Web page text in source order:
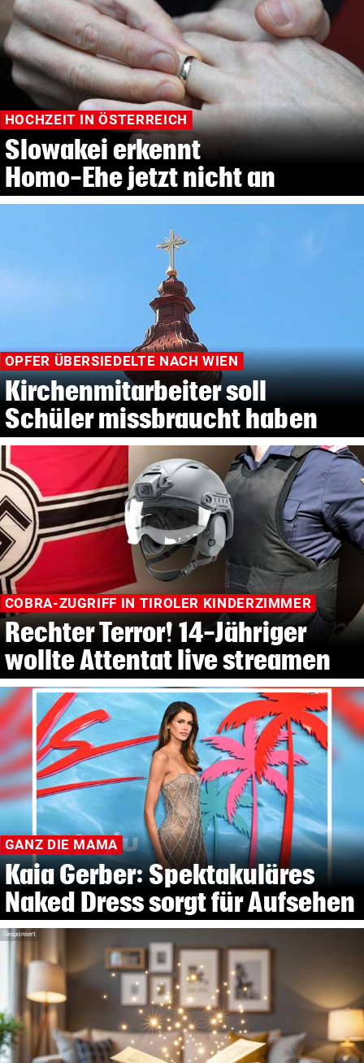
HOCHZEIT IN ÖSTERREICH
Slowakei erkennt
Homo-Ehe jetzt nicht an
OPFER ÜBERSIEDELTE NACH WIEN
Kirchenmitarbeiter soll
Schüler missbraucht haben
COBRA-ZUGRIFF IN TIROLER KINDERZIMMER
Rechter Terror! 14-Jähriger
wollte Attentat live streamen
GANZ DIE MAMA
Kaia Gerber: Spektakuläres
Naked Dress sorgt für Aufsehen
Gesponsert